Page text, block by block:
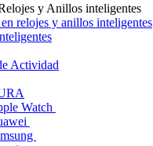
y Anillos inteligentes
relojes y anillos inteligentes
Actividad
Watch